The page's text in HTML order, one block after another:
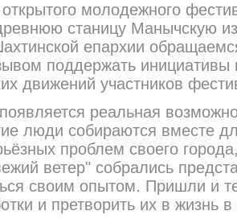
молодежного
станицу Манычскую
епархии
поддержать
х движений участников
реальная
люди собираются вместе
проблем своего
ветер" собрались
своим опытом. Пришли и
и претворить их в жизнь